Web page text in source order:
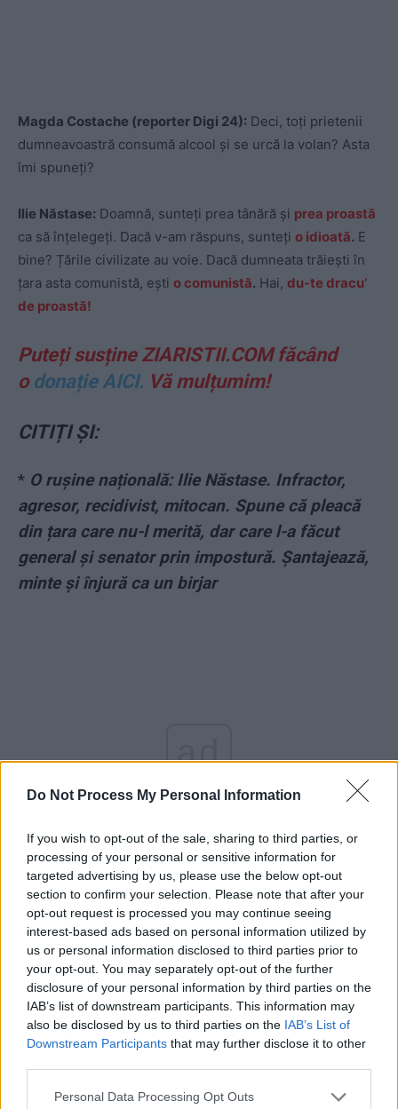
Do Not Process My Personal Information
If you wish to opt-out of the sale, sharing to third parties, or
processing of your personal or sensitive information for
targeted advertising by us, please use the below opt-out
section to confirm your selection. Please note that after your
opt-out request is processed you may continue seeing
interest-based ads based on personal information utilized by
us or personal information disclosed to third parties prior to
your opt-out. You may separately opt-out of the further
disclosure of your personal information by third parties on the
IAB’s list of downstream participants. This information may
also be disclosed by us to third parties on the IAB’s List of
Downstream Participants that may further disclose it to other
Personal Data Processing Opt Outs
Magda Costache (reporter Digi 24): Deci, toți prietenii
dumneavoastră consumă alcool și se urcă la volan? Asta
îmi spuneți?
Ilie Năstase: Doamnă, sunteți prea tânără și prea proastă
ca să înțelegeți. Dacă v-am răspuns, sunteți o idioată. E
bine? Țările civilizate au voie. Dacă dumneata trăiești în
țara asta comunistă, ești o comunistă. Hai, du-te dracu’
de proastă!
Puteți susține ZIARISTII.COM făcând
o donație AICI. Vă mulțumim!
CITIȚI ȘI:
* O rușine națională: Ilie Năstase. Infractor,
agresor, recidivist, mitocan. Spune că pleacă
din țara care nu-l merită, dar care l-a făcut
general și senator prin impostură. Șantajează,
minte și înjură ca un birjar
ad
*Regimul Iohannis-PSD e plesnit de Comisia
Europeană: pensiile militarilor sunt pensii
speciale și trebuie reformate până la sfârșitul
anului!
Ciucă și Ciolacu, prinși cu o mare minciună: